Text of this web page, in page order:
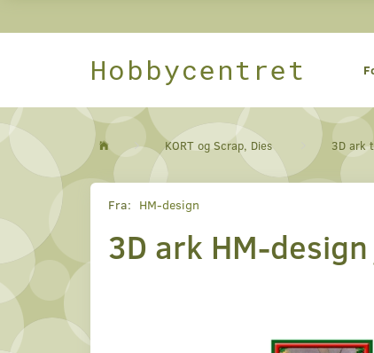
Hobbycentret
KORT og Scrap, Dies 3D ark
Fra: HM-design
3D ark HM-